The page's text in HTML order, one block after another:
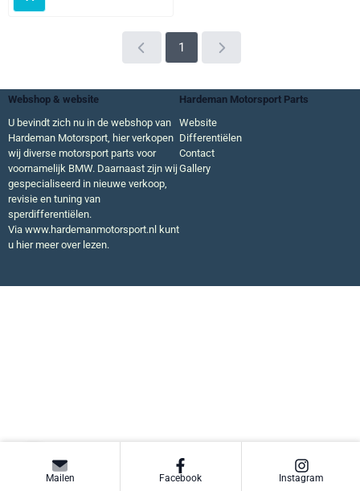
1
Webshop & website
Hardeman Motorsport Parts
U bevindt zich nu in de webshop van
Hardeman Motorsport, hier verkopen
wij diverse motorsport parts voor
voornamelijk BMW. Daarnaast zijn wij
gespecialiseerd in nieuwe verkoop,
revisie en tuning van
sperdifferentiëlen.
Via www.hardemanmotorsport.nl kunt
u hier meer over lezen.
Website
Differentiëlen
Contact
Gallery
Mailen Facebook Instagram